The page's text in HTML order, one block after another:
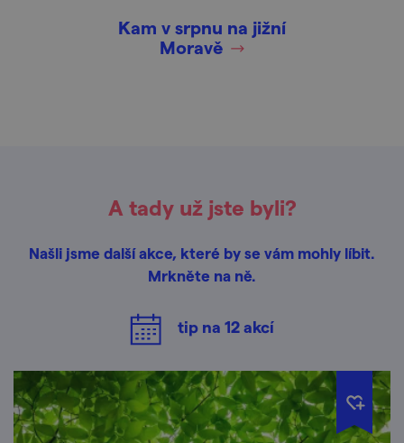
Kam v srpnu na jižní
Moravě
A tady už jste byli?
Našli jsme další akce, které by se vám mohly líbit.
Mrkněte na ně.
tip na 12akcí